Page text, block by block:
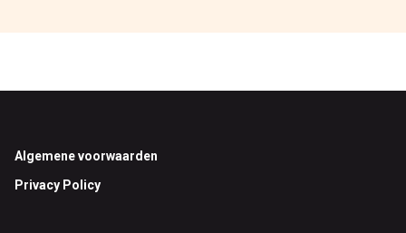
Footer
Algemene voorwaarden
Privacy Policy